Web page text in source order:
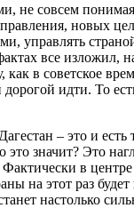
совсем
новых
управлять
все изложил,
в советское
идти. То
– это и есть
это значит? Это
в центре
на этот раз
настолько